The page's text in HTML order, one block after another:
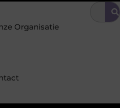
tilt uw interieurstijl door naar
Organisatie